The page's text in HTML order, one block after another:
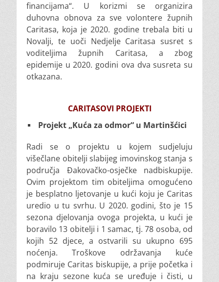
financijama“. U korizmi se organizira
duhovna obnova za sve volontere župnih
Caritasa, koja je 2020. godine trebala biti u
Novalji, te uoči Nedjelje Caritasa susret s
voditeljima župnih Caritasa, a zbog
epidemije u 2020. godini ova dva susreta su
otkazana.
CARITASOVI PROJEKTI
Projekt „Kuća za odmor“ u Martinšćici
Radi se o projektu u kojem sudjeluju
višečlane obitelji slabijeg imovinskog stanja s
područja Đakovačko-osječke nadbiskupije.
Ovim projektom tim obiteljima omogućeno
je besplatno ljetovanje u kući koju je Caritas
uredio u tu svrhu. U 2020. godini, što je 15
sezona djelovanja ovoga projekta, u kući je
boravilo 13 obitelji i 1 samac, tj. 78 osoba, od
kojih 52 djece, a ostvarili su ukupno 695
noćenja. Troškove održavanja kuće
podmiruje Caritas biskupije, a prije početka i
na kraju sezone kuća se uređuje i čisti, u